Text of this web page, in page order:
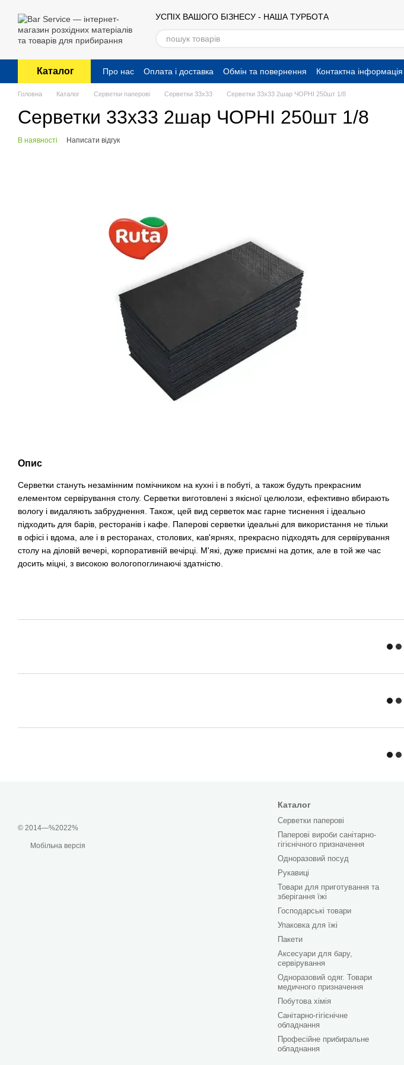
УСПІХ ВАШОГО БІЗНЕСУ - НАША ТУРБОТА
Каталог Про нас Оплата і доставка Обмін та повернення Контактна інформація
Публічний договір (оферта)
Головна Каталог Серветки паперові Серветки 33x33 Серветки 33х33 2шар ЧОРНІ 250шт 1/8
Серветки 33х33 2шар ЧОРНІ 250шт 1/8
В наявності Написати відгук
Опис
Серветки стануть незамінним помічником на кухні і в побуті, а також будуть прекрасним
елементом сервірування столу. Серветки виготовлені з якісної целюлози, ефективно вбирають
вологу і видаляють забруднення. Також, цей вид серветок має гарне тиснення і ідеально
підходить для барів, ресторанів і кафе. Паперові серветки ідеальні для використання не тільки
в офісі і вдома, але і в ресторанах, столових, кав'ярнях, прекрасно підходять для сервірування
столу на діловій вечері, корпоративній вечірці. М'які, дуже приємні на дотик, але в той же час
досить міцні, з високою вологопоглинаючі здатністю.
© 2014—%2022%
Мобільна версія
Каталог
Серветки паперові
Паперові вироби санітарно-
гігієнічного призначення
Одноразовий посуд
Рукавиці
Товари для приготування та
зберігання їжі
Господарські товари
Упаковка для їжі
Пакети
Аксесуари для бару,
сервірування
Одноразовий одяг. Товари
медичного призначення
Побутова хімія
Санітарно-гігієнічне
обладнання
Професійне прибиральне
обладнання